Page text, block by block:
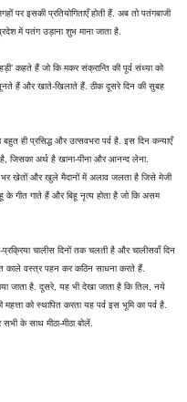
इसकी प्रतियोगिताएँ होती हैं. अब तो पतंगबाजी
में पतंग उड़ाना शुभ माना जाता है.
कहते हैं जो कि मकर संक्रान्ति की पूर्व संध्या को
हैं और खाते-खिलाते हैं. ठीक दूसरे दिन की सुबह
ही प्रसिद्ध और उत्सवभरा पर्व है. इस दिन कन्याएँ
जिसका अर्थ है खाना-पीना और आनन्द लेना.
भर खेतों और खुले मैदानों में अलाव जलता है जिसे मेजी
के गीत गाते हैं और बिहू नृत्य होता है जो कि असम
चालीस दिनों तक चलती है और चालीसवाँ दिन
काले वस्त्र पहन कर कठिन साधना करते हैं.
जाता है. दूसरे, यह भी देखा जाता है कि तिल, नये
को स्थापित करता यह पर्व इस भूमि का पर्व है.
के साथ मीठा-मीठा बोलें.